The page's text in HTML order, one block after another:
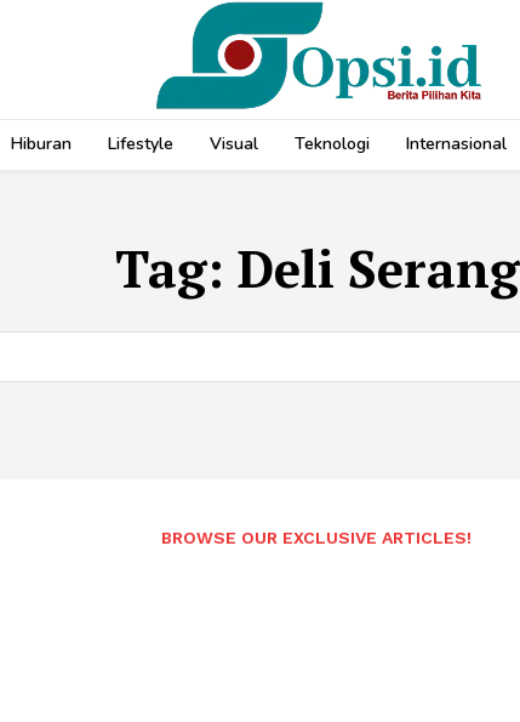
Hiburan Lifestyle Visual Teknologi Internasional
Tag: Deli Serang
BROWSE OUR EXCLUSIVE ARTICLES!